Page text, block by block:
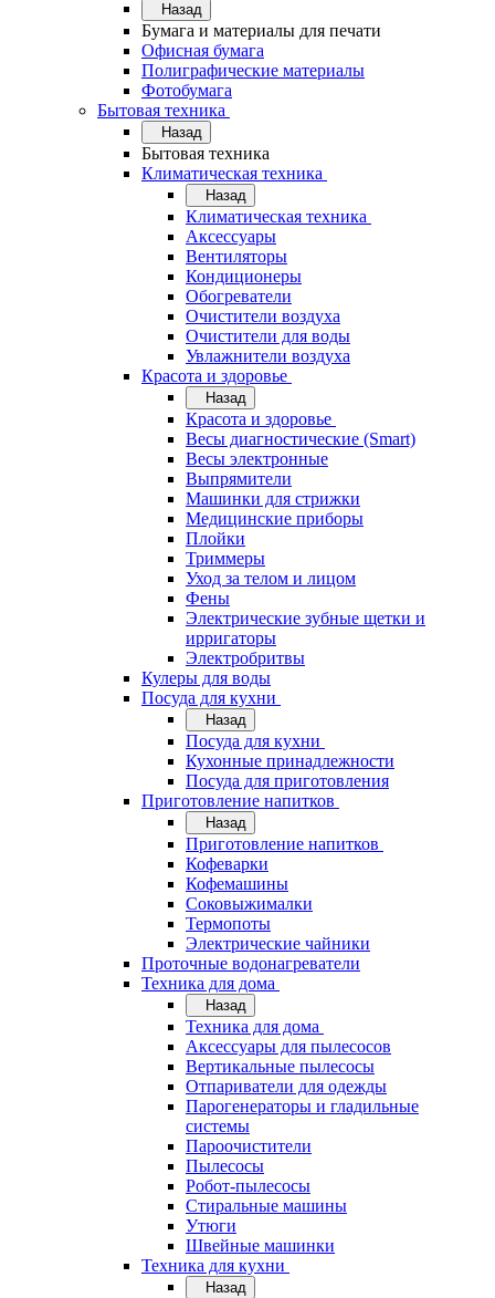
Назад
Бумага и материалы для печати
Офисная бумага
Полиграфические материалы
Фотобумага
Бытовая техника
Назад
Бытовая техника
Климатическая техника
Назад
Климатическая техника
Аксессуары
Вентиляторы
Кондиционеры
Обогреватели
Очистители воздуха
Очистители для воды
Увлажнители воздуха
Красота и здоровье
Назад
Красота и здоровье
Весы диагностические (Smart)
Весы электронные
Выпрямители
Машинки для стрижки
Медицинские приборы
Плойки
Триммеры
Уход за телом и лицом
Фены
Электрические зубные щетки и
ирригаторы
Электробритвы
Кулеры для воды
Посуда для кухни
Назад
Посуда для кухни
Кухонные принадлежности
Посуда для приготовления
Приготовление напитков
Назад
Приготовление напитков
Кофеварки
Кофемашины
Соковыжималки
Термопоты
Электрические чайники
Проточные водонагреватели
Техника для дома
Назад
Техника для дома
Аксессуары для пылесосов
Вертикальные пылесосы
Отпариватели для одежды
Парогенераторы и гладильные
системы
Пароочистители
Пылесосы
Робот-пылесосы
Стиральные машины
Утюги
Швейные машинки
Техника для кухни
Назад